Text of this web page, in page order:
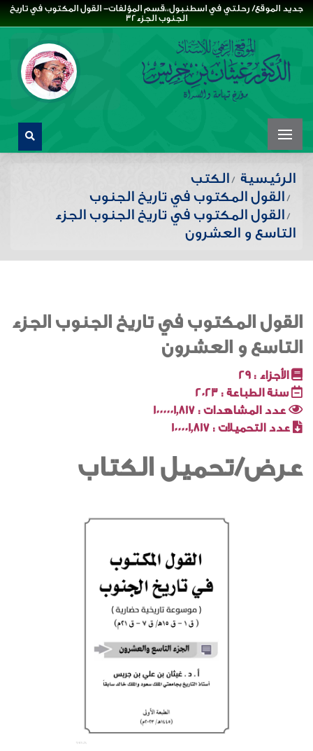
جديد الموقع/ رحلتي في اسطنبول،،قسم المؤلفات- القول المكتوب في تاريخ
الجنوب الجزء32
الرئيسية
الكتب
القول المكتوب في تاريخ الجنوب
القول المكتوب في تاريخ الجنوب الجزء
التاسع و العشرون
القول المكتوب في تاريخ الجنوب الجزء
التاسع و العشرون
الأجزاء : 29
سنة الطباعة : 2023
عدد المشاهدات : 1000001٬817
عدد التحميلات : 100001٬817
عرض/تحميل الكتاب